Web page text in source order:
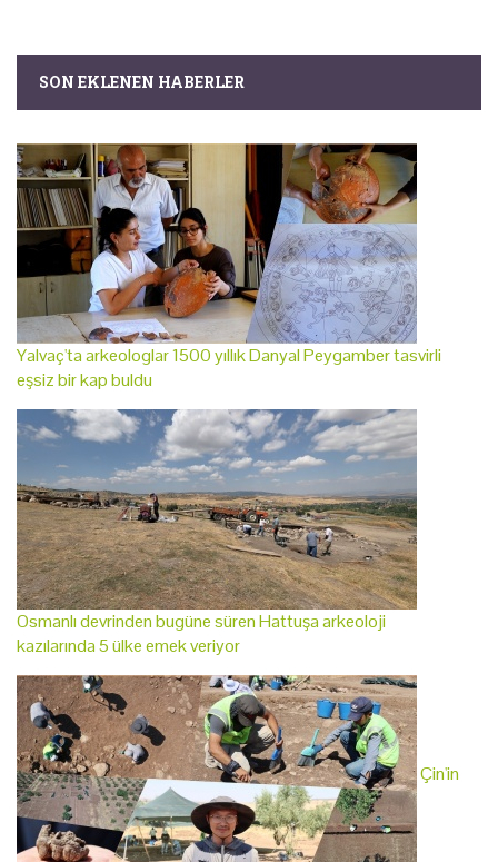
SON EKLENEN HABERLER
Yalvaç'ta arkeologlar 1500 yıllık Danyal Peygamber tasvirli
eşsiz bir kap buldu
Osmanlı devrinden bugüne süren Hattuşa arkeoloji
kazılarında 5 ülke emek veriyor
Çin'in